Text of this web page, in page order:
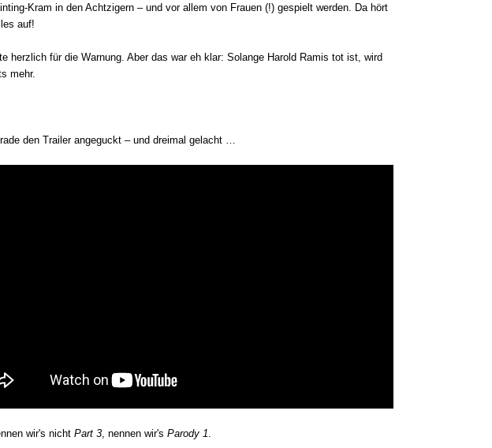
Kram in den Achtzigern – und vor allem von Frauen (!) gespielt werden. Da hört
auf!
herzlich für die Warnung. Aber das war eh klar: Solange Harold Ramis tot ist, wird
mehr.
den Trailer angeguckt – und dreimal gelacht …
wir's nicht Part 3 , nennen wir's Parody 1